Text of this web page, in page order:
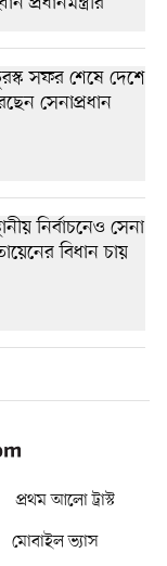
প্রথম আলো ট্রাস্ট
মোবাইল ভ্যাস